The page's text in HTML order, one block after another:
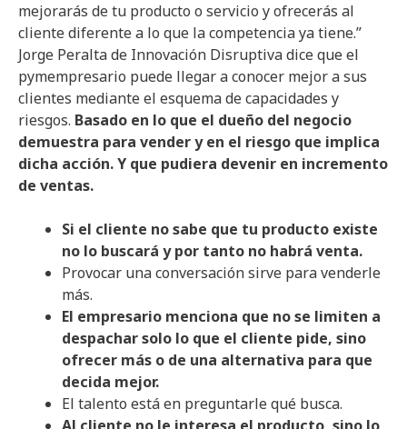
mejorarás de tu producto o servicio y ofrecerás al
cliente diferente a lo que la competencia ya tiene.”
Jorge Peralta de Innovación Disruptiva dice que el
pymempresario puede llegar a conocer mejor a sus
clientes mediante el esquema de capacidades y
riesgos. Basado en lo que el dueño del negocio
demuestra para vender y en el riesgo que implica
dicha acción. Y que pudiera devenir en incremento
de ventas.
Si el cliente no sabe que tu producto existe
no lo buscará y por tanto no habrá venta.
Provocar una conversación sirve para venderle
más.
El empresario menciona que no se limiten a
despachar solo lo que el cliente pide, sino
ofrecer más o de una alternativa para que
decida mejor.
El talento está en preguntarle qué busca.